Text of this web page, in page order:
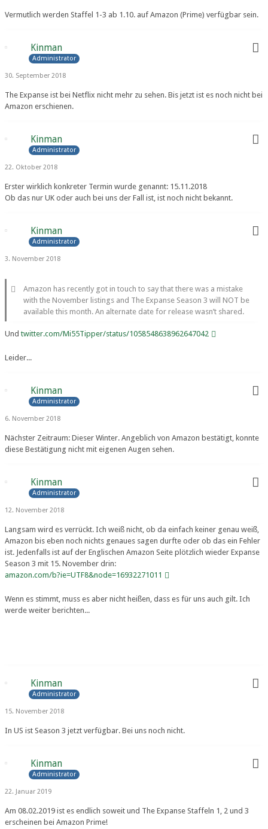
Vermutlich werden Staffel 1-3 ab 1.10. auf Amazon (Prime) verfügbar sein.
Kinman
Administrator
30. September 2018
The Expanse ist bei Netflix nicht mehr zu sehen. Bis jetzt ist es noch nicht bei
Amazon erschienen.
Kinman
Administrator
22. Oktober 2018
Erster wirklich konkreter Termin wurde genannt: 15.11.2018
Ob das nur UK oder auch bei uns der Fall ist, ist noch nicht bekannt.
Kinman
Administrator
3. November 2018
Amazon has recently got in touch to say that there was a mistake
with the November listings and The Expanse Season 3 will NOT be
available this month. An alternate date for release wasn’t shared.
Und twitter.com/Mi55Tipper/status/1058548638962647042
Leider...
Kinman
Administrator
6. November 2018
Nächster Zeitraum: Dieser Winter. Angeblich von Amazon bestätigt, konnte
diese Bestätigung nicht mit eigenen Augen sehen.
Kinman
Administrator
12. November 2018
Langsam wird es verrückt. Ich weiß nicht, ob da einfach keiner genau weiß,
Amazon bis eben noch nichts genaues sagen durfte oder ob das ein Fehler
ist. Jedenfalls ist auf der Englischen Amazon Seite plötzlich wieder Expanse
Season 3 mit 15. November drin:
amazon.com/b?ie=UTF8&node=16932271011
Wenn es stimmt, muss es aber nicht heißen, dass es für uns auch gilt. Ich
werde weiter berichten...
Kinman
Administrator
15. November 2018
In US ist Season 3 jetzt verfügbar. Bei uns noch nicht.
Kinman
Administrator
22. Januar 2019
Am 08.02.2019 ist es endlich soweit und The Expanse Staffeln 1, 2 und 3
erscheinen bei Amazon Prime!